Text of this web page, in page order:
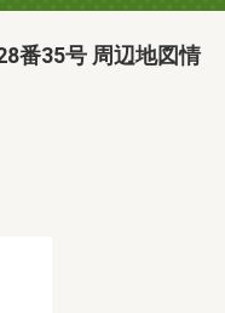
番35号 周辺地図情